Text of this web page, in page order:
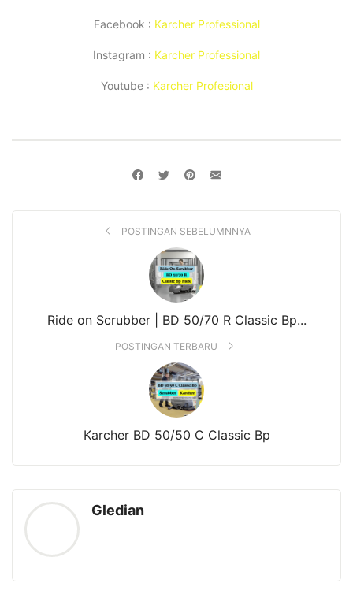
Facebook : Karcher Professional
Instagram : Karcher Professional
Youtube : Karcher Profesional
POSTINGAN SEBELUMNNYA
Ride on Scrubber | BD 50/70 R Classic Bp...
POSTINGAN TERBARU
Karcher BD 50/50 C Classic Bp
Gledian